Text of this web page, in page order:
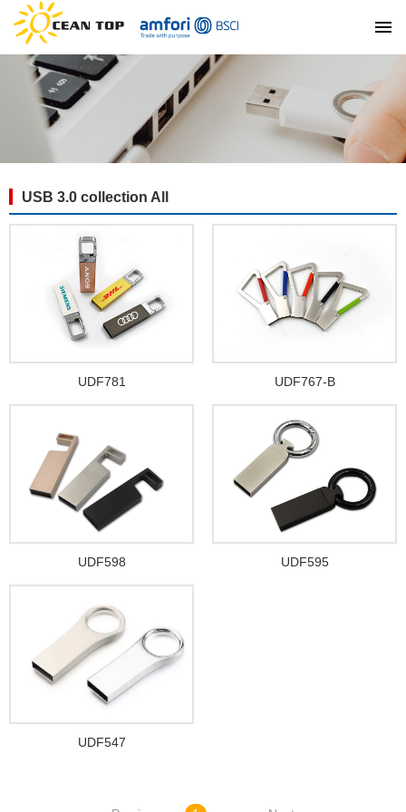
USB 3.0 collection All
UDF781 UDF767-B
UDF598 UDF595
UDF547